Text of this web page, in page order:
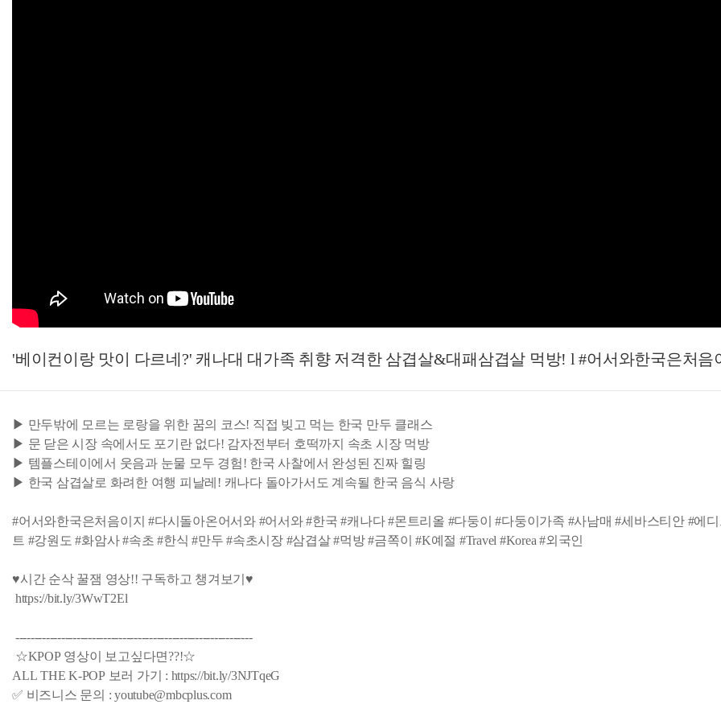
'베이컨이랑 맛이 다르네?' 캐나대 대가족 취향 저격한 삼겹살&대패삼겹살 먹방! l #어서와한국은처음
▶ 만두밖에 모르는 로랑을 위한 꿈의 코스! 직접 빚고 먹는 한국 만두 클래스
▶ 문 닫은 시장 속에서도 포기란 없다! 감자전부터 호떡까지 속초 시장 먹방
▶ 템플스테이에서 웃음과 눈물 모두 경험! 한국 사찰에서 완성된 진짜 힐링
▶ 한국 삼겹살로 화려한 여행 피날레! 캐나다 돌아가서도 계속될 한국 음식 사랑
#어서와한국은처음이지 #다시돌아온어서와 #어서와 #한국 #캐나다 #몬트리올 #다둥이 #다둥이가족 #사남매 #세바스티안 #에
트 #강원도 #화암사 #속초 #한식 #만두 #속초시장 #삼겹살 #먹방 #금쪽이 #K예절 #Travel #Korea #외국인
♥시간 순삭 꿀잼 영상!! 구독하고 챙겨보기♥
https://bit.ly/3WwT2El
--------------------------------------------------------------
☆KPOP 영상이 보고싶다면??!☆
ALL THE K-POP 보러 가기 : https://bit.ly/3NJTqeG
✅ 비즈니스 문의 : youtube@mbcplus.com